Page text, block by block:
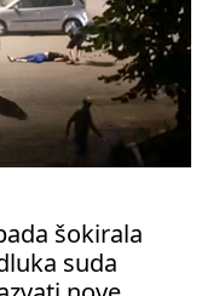
šokirala
suda